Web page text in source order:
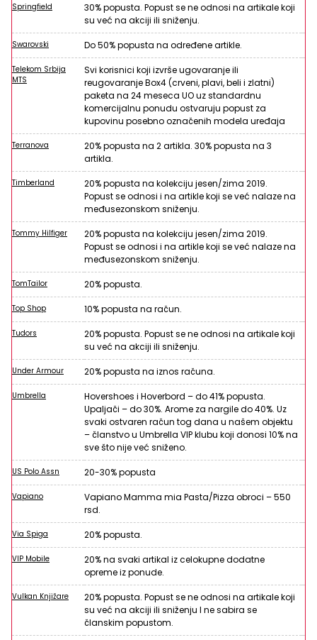
Springfield
30% popusta. Popust se ne odnosi na artikale koji
su već na akciji ili sniženju.
Swarovski Do 50% popusta na određene artikle.
Telekom Srbija
MTS
Svi korisnici koji izvrše ugovaranje ili
reugovaranje Box4 (crveni, plavi, beli i zlatni)
paketa na 24 meseca UO uz standardnu
komercijalnu ponudu ostvaruju popust za
kupovinu posebno označenih modela uređaja
Terranova
20% popusta na 2 artikla. 30% popusta na 3
artikla.
Timberland
20% popusta na kolekciju jesen/zima 2019.
Popust se odnosi i na artikle koji se već nalaze na
međusezonskom sniženju.
Tommy Hilfiger
20% popusta na kolekciju jesen/zima 2019.
Popust se odnosi i na artikle koji se već nalaze na
međusezonskom sniženju.
TomTailor 20% popusta.
Top Shop 10% popusta na račun.
Tudors
20% popusta. Popust se ne odnosi na artikale koji
su već na akciji ili sniženju.
Under Armour 20% popusta na iznos računa.
Umbrella
Hovershoes i Hoverbord – do 41% popusta.
Upaljači – do 30%. Arome za nargile do 40%. Uz
svaki ostvaren račun tog dana u našem objektu
– članstvo u Umbrella VIP klubu koji donosi 10% na
sve što nije već sniženo.
US Polo Assn 20-30% popusta
Vapiano
Vapiano Mamma mia Pasta/Pizza obroci – 550
rsd.
Via Spiga 20% popusta.
VIP Mobile
20% na svaki artikal iz celokupne dodatne
opreme iz ponude.
Vulkan Knjižare
20% popusta. Popust se ne odnosi na artikale koji
su već na akciji ili sniženju I ne sabira se
članskim popustom.